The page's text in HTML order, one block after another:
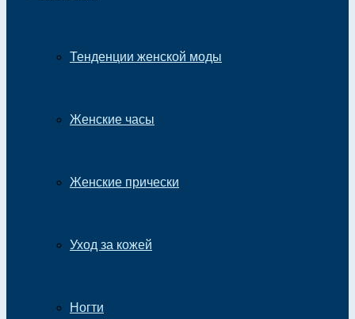
Тенденции женской моды
Женские часы
Женские прически
Уход за кожей
Ногти